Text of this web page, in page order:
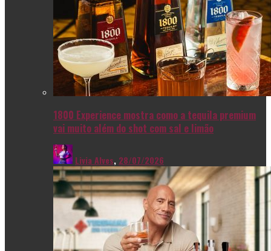
1800 Experience mostra como a tequila premium
vai muito além do shot com sal e limão
Livia Alves, 28/07/2026